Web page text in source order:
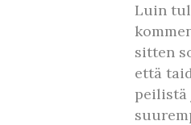
Luin
sitten
että
peilistä